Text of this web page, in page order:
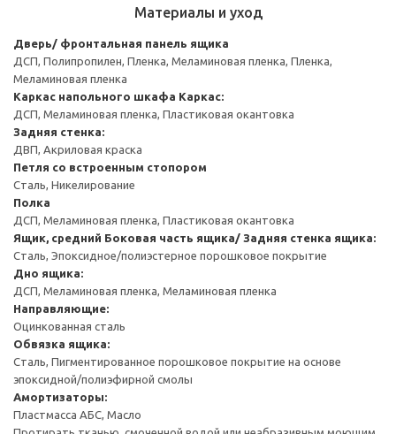
Материалы и уход
Дверь/ фронтальная панель ящика
ДСП, Полипропилен, Пленка, Меламиновая пленка, Пленка,
Меламиновая пленка
Каркас напольного шкафа Каркас:
ДСП, Меламиновая пленка, Пластиковая окантовка
Задняя стенка:
ДВП, Акриловая краска
Петля со встроенным стопором
Сталь, Никелирование
Полка
ДСП, Меламиновая пленка, Пластиковая окантовка
Ящик, средний Боковая часть ящика/ Задняя стенка ящика:
Сталь, Эпоксидное/полиэстерное порошковое покрытие
Дно ящика:
ДСП, Меламиновая пленка, Меламиновая пленка
Направляющие:
Оцинкованная сталь
Обвязка ящика:
Сталь, Пигментированное порошковое покрытие на основе
эпоксидной/полиэфирной смолы
Амортизаторы:
Пластмасса АБС, Масло